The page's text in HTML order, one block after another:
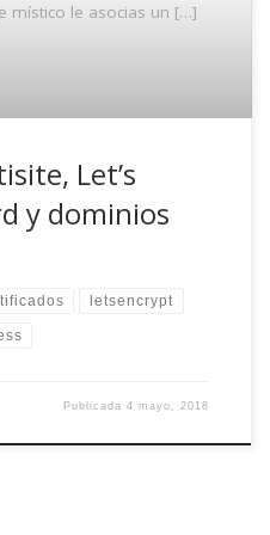
místico le asocias un […]
Let’s
y dominios
letsencrypt
Publicada4 mayo, 2018